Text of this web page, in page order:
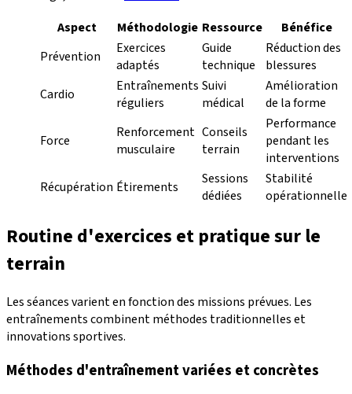
Aspect
Méthodologie Ressource
Bénéfice
Prévention
Exercices
adaptés
Guide
technique
Réduction des
blessures
Cardio
Entraînements
réguliers
Suivi
médical
Amélioration
de la forme
Force
Renforcement
musculaire
Conseils
terrain
Performance
pendant les
interventions
Récupération Étirements
Sessions
dédiées
Stabilité
opérationnelle
Routine d'exercices et pratique sur le
terrain
Les séances varient en fonction des missions prévues. Les
entraînements combinent méthodes traditionnelles et
innovations sportives.
Méthodes d'entraînement variées et concrètes